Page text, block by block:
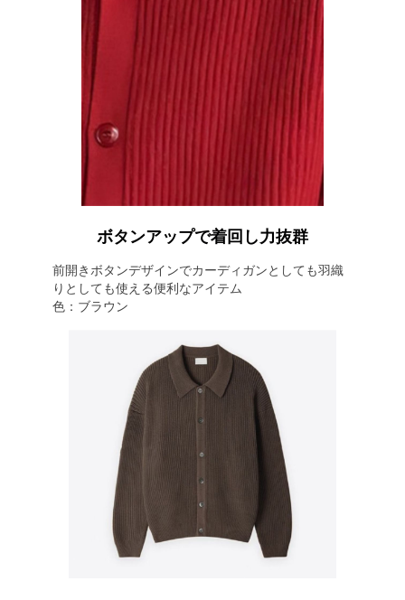
ボタンアップで着回し力抜群
前開きボタンデザインでカーディガンとしても羽織
りとしても使える便利なアイテム
色：ブラウン